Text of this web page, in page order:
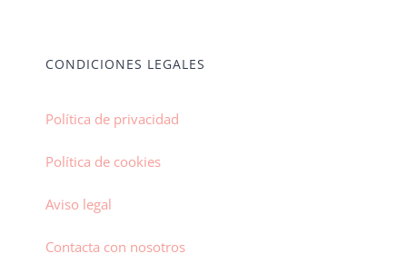
CONDICIONES LEGALES
Política de privacidad
Política de cookies
Aviso legal
Contacta con nosotros